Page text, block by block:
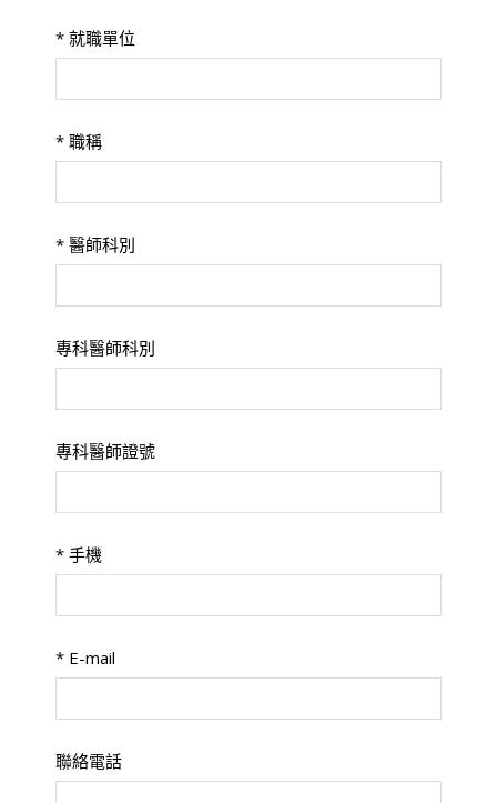
* 就職單位
* 職稱
* 醫師科別
專科醫師科別
專科醫師證號
* 手機
* E-mail
聯絡電話